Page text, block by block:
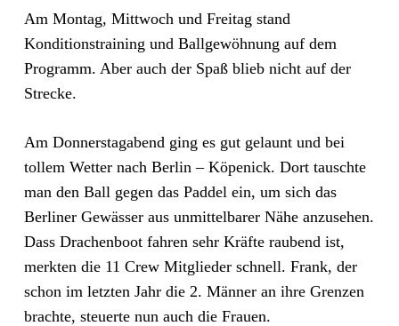
Am Montag, Mittwoch und Freitag stand
Konditionstraining und Ballgewöhnung auf dem
Programm. Aber auch der Spaß blieb nicht auf der
Strecke.
Am Donnerstagabend ging es gut gelaunt und bei
tollem Wetter nach Berlin – Köpenick. Dort tauschte
man den Ball gegen das Paddel ein, um sich das
Berliner Gewässer aus unmittelbarer Nähe anzusehen.
Dass Drachenboot fahren sehr Kräfte raubend ist,
merkten die 11 Crew Mitglieder schnell. Frank, der
schon im letzten Jahr die 2. Männer an ihre Grenzen
brachte, steuerte nun auch die Frauen.